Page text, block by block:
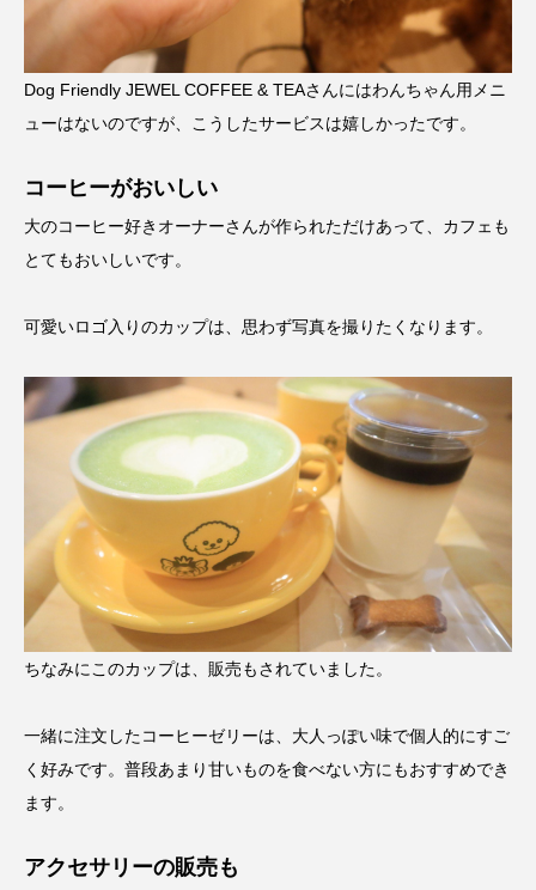
Dog Friendly JEWEL COFFEE & TEAさんにはわんちゃん用メニ
ューはないのですが、こうしたサービスは嬉しかったです。
コーヒーがおいしい
大のコーヒー好きオーナーさんが作られただけあって、カフェも
とてもおいしいです。
可愛いロゴ入りのカップは、思わず写真を撮りたくなります。
ちなみにこのカップは、販売もされていました。
一緒に注文したコーヒーゼリーは、大人っぽい味で個人的にすご
く好みです。普段あまり甘いものを食べない方にもおすすめでき
ます。
アクセサリーの販売も